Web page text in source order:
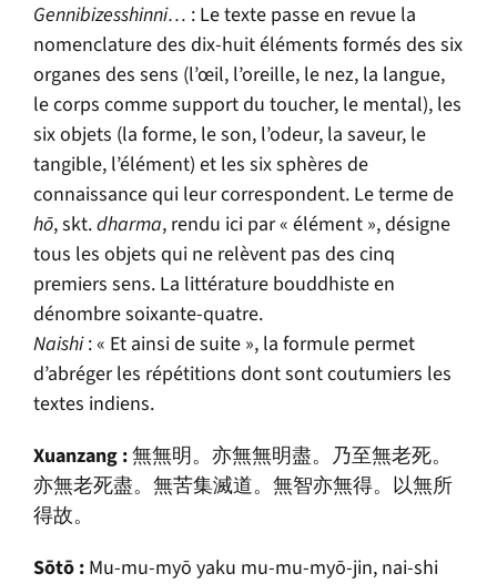
Gennibizesshinni… : Le texte passe en revue la
nomenclature des dix-huit éléments formés des six
organes des sens (l’œil, l’oreille, le nez, la langue,
le corps comme support du toucher, le mental), les
six objets (la forme, le son, l’odeur, la saveur, le
tangible, l’élément) et les six sphères de
connaissance qui leur correspondent. Le terme de
hō, skt.dharma, rendu ici par « élément », désigne
tous les objets qui ne relèvent pas des cinq
premiers sens. La littérature bouddhiste en
dénombre soixante-quatre.
Naishi: « Et ainsi de suite », la formule permet
d’abréger les répétitions dont sont coutumiers les
textes indiens.
Xuanzang :無無明。亦無無明盡。乃至無老死。
亦無老死盡。無苦集滅道。無智亦無得。以無所
得故。
Sōtō: Mu-mu-myō yaku mu-mu-myō-jin, nai-shi